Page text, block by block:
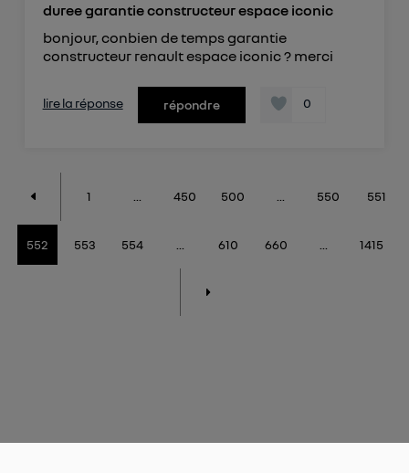
duree garantie constructeur espace iconic
bonjour, conbien de temps garantie
constructeur renault espace iconic ? merci
lire la réponse répondre 0
1 450 500 550 551
552 553 554 610 660 1415